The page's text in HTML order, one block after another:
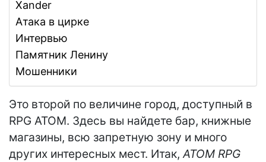
Xander
Атака в цирке
Интервью
Памятник Ленину
Мошенники
Это второй по величине город, доступный в
RPG ATOM. Здесь вы найдете бар, книжные
магазины, всю запретную зону и много
других интересных мест. Итак,ATOM RPG